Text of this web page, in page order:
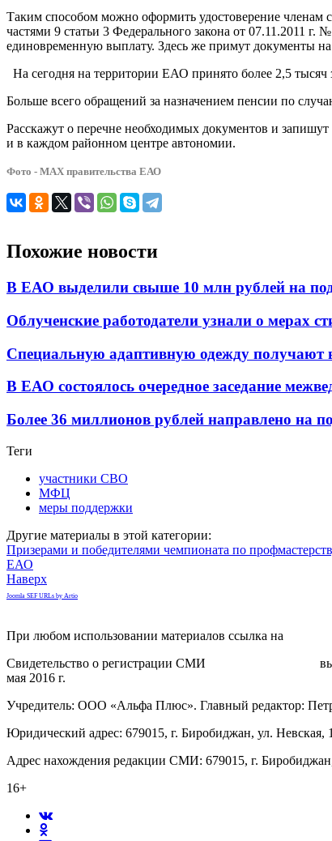
Таким способом можно оформить удостоверение
частями 9 статьи 3 Федерального закона от 07.11.2011
единовременную выплату. Здесь же примут документы
На сегодня на территории ЕАО принято более 2,5 тысяч
Больше всего обращений за назначением пенсии по
Расскажут о перечне необходимых документов и
и в каждом районном центре автономии.
Фото - МАХ правительства ЕАО
Похожие новости
В ЕАО выделили свыше 10 млн рублей на
Облученские работодатели узнали о мерах
Специальную адаптивную одежду
В ЕАО состоялось очередное заседание
Более 36 миллионов рублей направлено на
Теги
участники СВО
МФЦ
меры поддержки
Другие материалы в этой категории:
Призерами и победителями чемпионата по
ЕАО
Наверх
Joomla SEF URLs by Artio
При любом использовании материалов ссылка на
Свидетельство о регистрации СМИ
мая 2016 г.
Учредитель: ООО «Альфа Плюс». Главный редактор:
Юридический адрес: 679015, г. Биробиджан, ул. Невская,
Адрес нахождения редакции СМИ: 679015, г.
16+